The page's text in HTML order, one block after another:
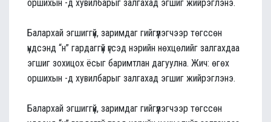
оршихын -д хувилбарыг залгахад эгшиг жийрэглэнэ.
Балархай эгшиггүй, заримдаг гийгүүлэгчээр төгссөн
үндсэнд “н” гардаггүй үгсэд нэрийн нөхцөлийг залгахдаа
эгшиг зохицох ёсыг баримтлан дагуулна. Жич: өгөх
оршихын -д хувилбарыг залгахад эгшиг жийрэглэнэ.
Балархай эгшиггүй, заримдаг гийгүүлэгчээр төгссөн